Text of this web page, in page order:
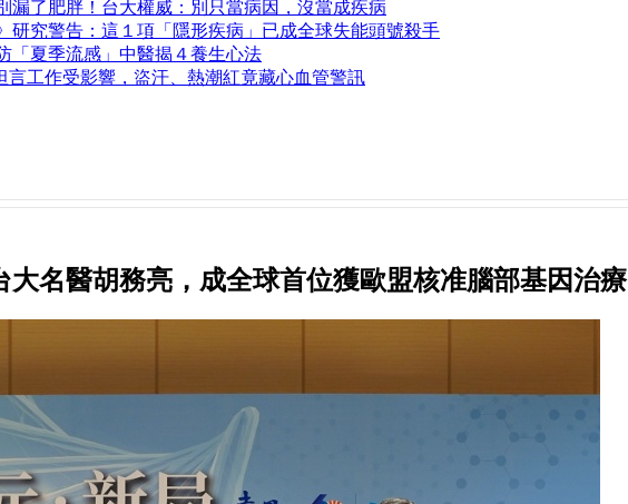
漏了肥胖！台大權威：別只當病因，沒當成疾病
研究警告：這１項「隱形疾病」已成全球失能頭號殺手
「夏季流感」中醫揭４養生心法
言工作受影響，盜汗、熱潮紅竟藏心血管警訊
大名醫胡務亮，成全球首位獲歐盟核准腦部基因治療